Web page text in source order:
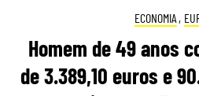
ECONOMIA ,
Homem de 49 anos
de 3.389,10 euros e